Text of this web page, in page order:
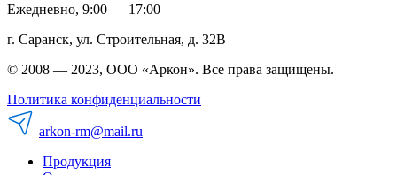
Ежедневно, 9:00 — 17:00
г. Саранск, ул. Строительная, д. 32В
© 2008 — 2023, ООО «Аркон». Все права защищены.
Политика конфиденциальности
arkon-rm@mail.ru
Продукция